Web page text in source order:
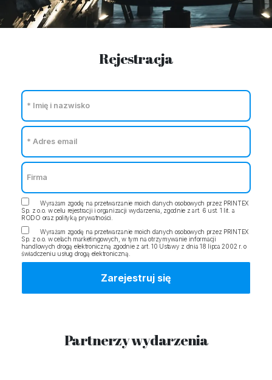
Rejestracja
Wyrażam zgodę na przetwarzanie moich danych osobowych przez PRINTEX
Sp. z o.o. w celu rejestracji i organizacji wydarzenia, zgodnie z art. 6 ust. 1 lit. a
RODO oraz polityką prywatności.
Wyrażam zgodę na przetwarzanie moich danych osobowych przez PRINTEX
Sp. z o.o. w celach marketingowych, w tym na otrzymywanie informacji
handlowych drogą elektroniczną zgodnie z art. 10 Ustawy z dnia 18 lipca 2002 r. o
świadczeniu usług drogą elektroniczną.
Partnerzy wydarzenia